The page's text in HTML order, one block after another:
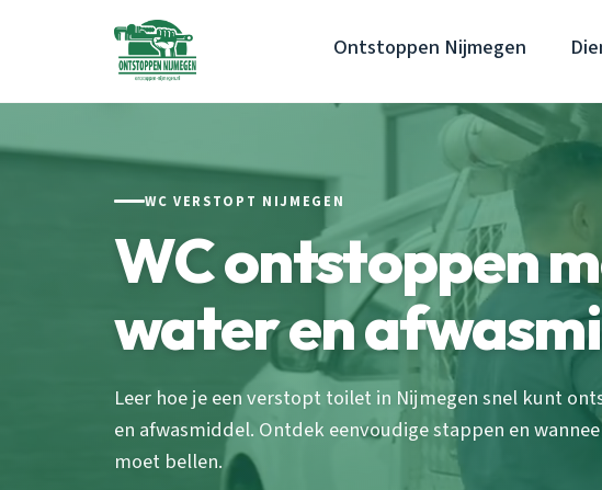
Ontstoppen Nijmegen
WC VERSTOPT NIJMEGEN
WC ontstoppen
water en
Leer hoe je een verstopt toilet in Nijmegen snel kunt
en afwasmiddel. Ontdek eenvoudige stappen en
moet bellen.